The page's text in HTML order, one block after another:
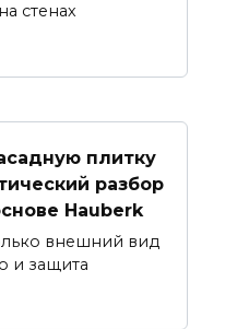
стенах
плитку
разбор
Hauberk
внешний вид
и защита